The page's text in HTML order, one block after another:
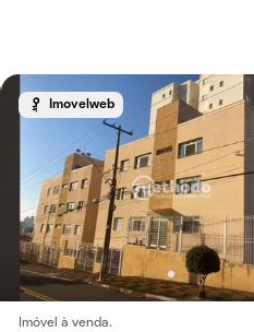
Imovelweb
Imóvel à venda.